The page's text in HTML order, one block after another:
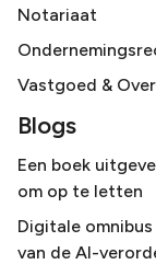
Notariaat
Vastgoed &
Blogs
Een boek
om op te letten
Digitale
van de AI-